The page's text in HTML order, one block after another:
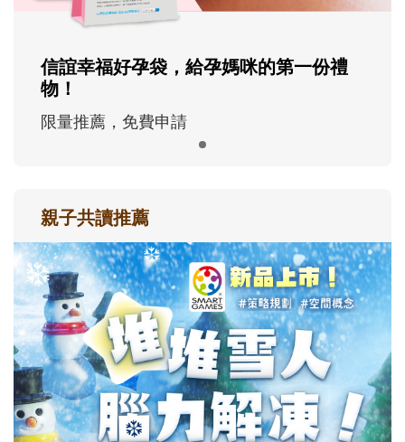
信誼幸福好孕袋，給孕媽咪的第一份禮
物！
限量推薦，免費申請
親子共讀推薦
最新活動